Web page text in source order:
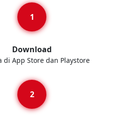
Download
di App Store dan Playstore